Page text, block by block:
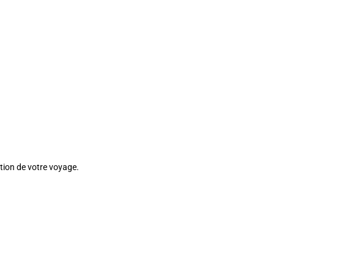
de votre voyage.